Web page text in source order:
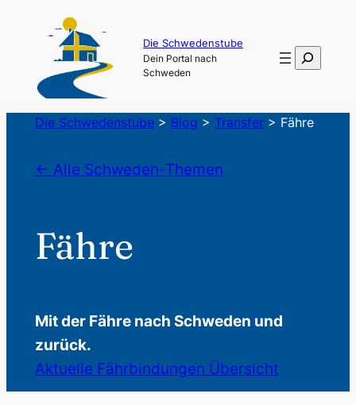
Die Schwedenstube
Dein Portal nach
Schweden
Suchen
Die Schwedenstube> Blog > Transfer> Fähre
← Alle Schweden-Themen
Fähre
Mit der Fähre nach Schweden und
zurück.
Aktuelle Fährbindungen Übersicht